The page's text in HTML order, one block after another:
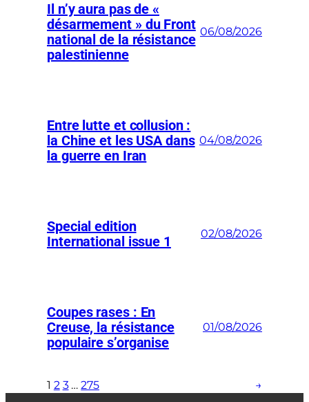
Il n’y aura pas de «
désarmement » du Front
national de la résistance
palestinienne
06/08/2026
Entre lutte et collusion :
la Chine et les USA dans
la guerre en Iran
04/08/2026
Special edition
International issue 1
02/08/2026
Coupes rases : En
Creuse, la résistance
populaire s’organise
01/08/2026
1 2 3 … 275 →